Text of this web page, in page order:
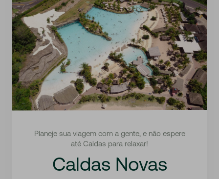
Planeje sua viagem com a gente, e não espere
até Caldas para relaxar!
Caldas Novas